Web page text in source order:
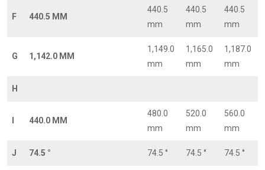
F 440.5 MM
440.5
mm
440.5
mm
440.5
mm
G 1,142.0 MM
1,149.0
mm
1,165.0
mm
1,187.0
mm
H
440.0 MM
480.0
mm
520.0
mm
560.0
mm
J 74.5 ° 74.5 ° 74.5 ° 74.5 °